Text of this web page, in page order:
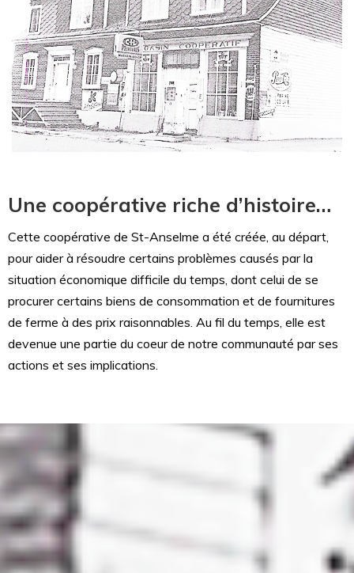
Une coopérative riche d’histoire…
Cette coopérative de St-Anselme a été créée, au départ,
pour aider à résoudre certains problèmes causés par la
situation économique difficile du temps, dont celui de se
procurer certains biens de consommation et de fournitures
de ferme à des prix raisonnables. Au fil du temps, elle est
devenue une partie du coeur de notre communauté par ses
actions et ses implications.